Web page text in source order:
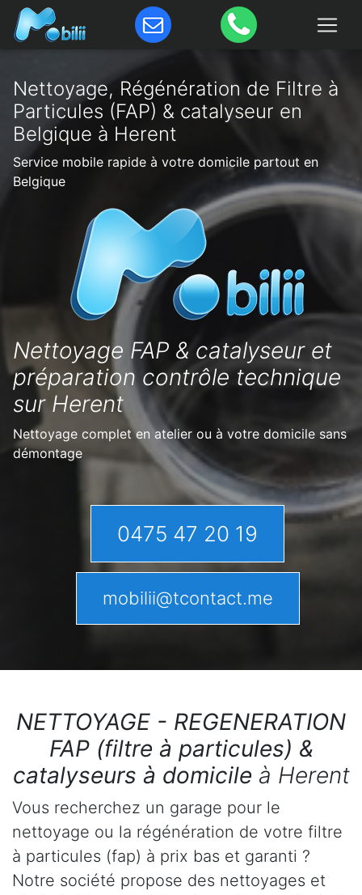
Nettoyage, Régénération de Filtre à
Particules (FAP) & catalyseur en
Belgique à Herent
Service mobile rapide à votre domicile partout en
Belgique
Nettoyage FAP & catalyseur et
préparation contrôle technique
sur Herent
Nettoyage complet en atelier ou à votre domicile sans
démontage
0475 47 20 19
mobilii@tcontact.me
NETTOYAGE - REGENERATION
FAP (filtre à particules) &
catalyseurs à domicile à Herent
Vous recherchez un garage pour le
nettoyage ou la régénération de votre filtre
à particules (fap) à prix bas et garanti ?
Notre société propose des nettoyages et